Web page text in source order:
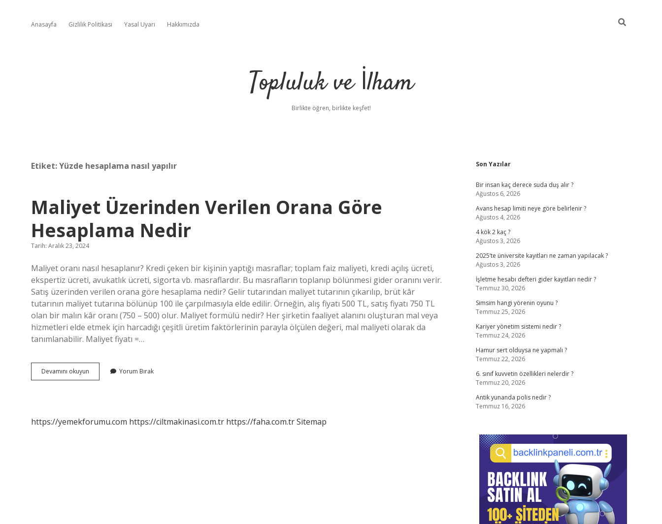
Anasayfa Gizlilik Politikası Yasal Uyarı Hakkımızda
Topluluk ve İlham
Birlikte öğren, birlikte keşfet!
Etiket:Yüzde hesaplama nasıl yapılır
Maliyet Üzerinden Verilen Orana Göre
Hesaplama Nedir
Tarih: Aralık 23, 2024
Maliyet oranı nasıl hesaplanır? Kredi çeken bir kişinin yaptığı masraflar; toplam faiz maliyeti, kredi açılış ücreti,
ekspertiz ücreti, avukatlık ücreti, sigorta vb. masraflardır. Bu masrafların toplanıp bölünmesi gider oranını verir.
Satış üzerinden verilen orana göre hesaplama nedir? Gelir tutarından maliyet tutarının çıkarılıp, brüt kâr
tutarının maliyet tutarına bölünüp 100 ile çarpılmasıyla elde edilir. Örneğin, alış fiyatı 500 TL, satış fiyatı 750 TL
olan bir malın kâr oranı (750 – 500) olur. Maliyet formülü nedir? Her şirketin faaliyet alanını oluşturan mal veya
hizmetleri elde etmek için harcadığı çeşitli üretim faktörlerinin parayla ölçülen değeri, mal maliyeti olarak da
tanımlanabilir. Maliyet fiyatı =…
Devamını okuyun
Üzerinden
Nedir
Yorum Bırak
https://yemekforumu.com https://ciltmakinasi.com.tr https://faha.com.trSitemap
Sidebar
Son Yazılar
Bir insan kaç derece suda duş alır ?
Ağustos 6, 2026
Avans hesap limiti neye göre belirlenir ?
Ağustos 4, 2026
4 kök 2 kaç ?
Ağustos 3, 2026
2025’te üniversite kayıtları ne zaman yapılacak ?
Ağustos 3, 2026
İşletme hesabı defteri gider kayıtları nedir ?
Temmuz 30, 2026
Simsim hangi yörenin oyunu ?
Temmuz 25, 2026
Kariyer yönetim sistemi nedir ?
Temmuz 24, 2026
Hamur sert olduysa ne yapmalı ?
Temmuz 22, 2026
6. sınıf kuvvetin özellikleri nelerdir ?
Temmuz 20, 2026
Antik yunanda polis nedir ?
Temmuz 16, 2026